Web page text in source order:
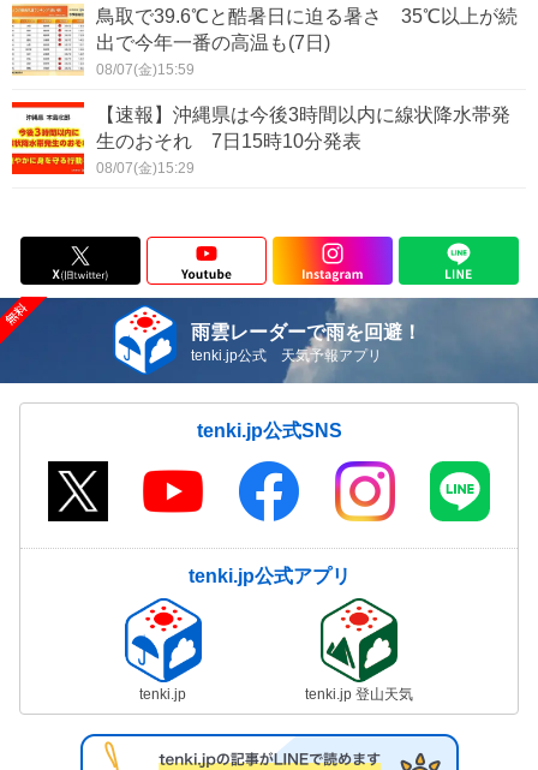
鳥取で39.6℃と酷暑日に迫る暑さ 35℃以上が続
出で今年一番の高温も(7日)
08/07(金)15:59
【速報】沖縄県は今後3時間以内に線状降水帯発
生のおそれ 7日15時10分発表
08/07(金)15:29
雨雲レーダーで雨を回避！
tenki.jp公式 天気予報アプリ
tenki.jp公式SNS
tenki.jp公式アプリ
tenki.jp tenki.jp 登山天気